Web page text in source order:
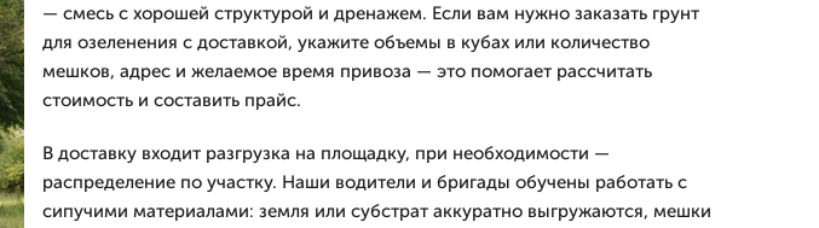
— смесь с хорошей структурой и дренажем. Если вам нужно заказать грунт
для озеленения с доставкой, укажите объемы в кубах или количество
мешков, адрес и желаемое время привоза — это помогает рассчитать
стоимость и составить прайс.
В доставку входит разгрузка на площадку, при необходимости —
распределение по участку. Наши водители и бригады обучены работать с
сипучими материалами: земля или субстрат аккуратно выгружаются, мешки